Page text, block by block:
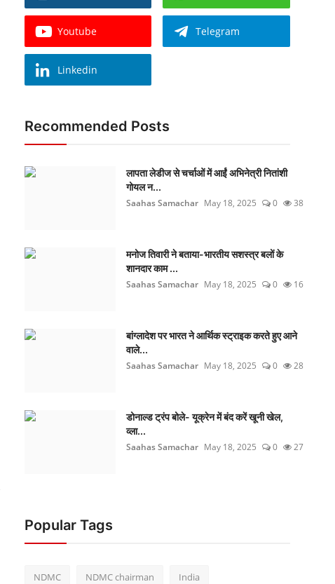
Youtube Telegram
Linkedin
Recommended Posts
लापता लेडीज से चर्चाओं में आईं अभिनेत्री नितांशी
गोयल न...
Saahas Samachar May 18, 2025 0 38
मनोज तिवारी ने बताया-भारतीय सशस्त्र बलों के
शानदार काम ...
Saahas Samachar May 18, 2025 0 16
बांग्लादेश पर भारत ने आर्थिक स्ट्राइक करते हुए आने
वाले...
Saahas Samachar May 18, 2025 0 28
डोनाल्ड ट्रंप बोले- यूक्रेन में बंद करें खूनी खेल,
व्ला...
Saahas Samachar May 18, 2025 0 27
Popular Tags
NDMC NDMC chairman India